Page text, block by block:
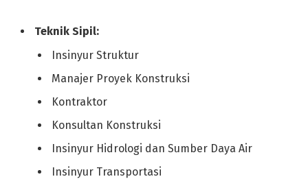
Teknik Sipil:
Insinyur Struktur
Manajer Proyek Konstruksi
Kontraktor
Konsultan Konstruksi
Insinyur Hidrologi dan Sumber Daya Air
Insinyur Transportasi